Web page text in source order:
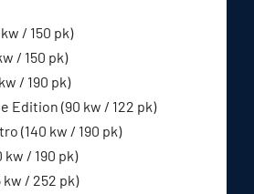
kw / 150 pk)
/ 150 pk)
/ 190 pk)
Edition (90 kw / 122 pk)
(140 kw / 190 pk)
kw / 190 pk)
kw / 252 pk)